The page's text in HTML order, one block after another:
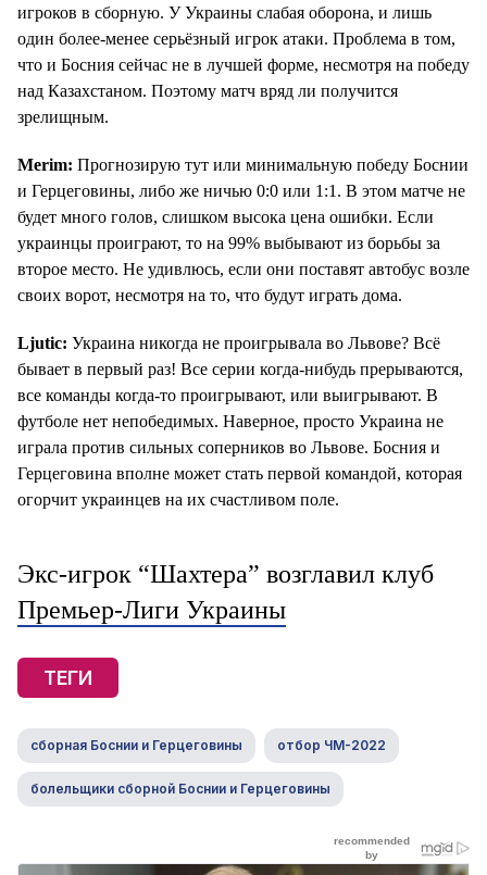
игроков в сборную. У Украины слабая оборона, и лишь
один более-менее серьёзный игрок атаки. Проблема в том,
что и Босния сейчас не в лучшей форме, несмотря на победу
над Казахстаном. Поэтому матч вряд ли получится
зрелищным.
Merim: Прогнозирую тут или минимальную победу Боснии
и Герцеговины, либо же ничью 0:0 или 1:1. В этом матче не
будет много голов, слишком высока цена ошибки. Если
украинцы проиграют, то на 99% выбывают из борьбы за
второе место. Не удивлюсь, если они поставят автобус возле
своих ворот, несмотря на то, что будут играть дома.
Ljutic: Украина никогда не проигрывала во Львове? Всё
бывает в первый раз! Все серии когда-нибудь прерываются,
все команды когда-то проигрывают, или выигрывают. В
футболе нет непобедимых. Наверное, просто Украина не
играла против сильных соперников во Львове. Босния и
Герцеговина вполне может стать первой командой, которая
огорчит украинцев на их счастливом поле.
Экс-игрок “Шахтера” возглавил клуб
Премьер-Лиги Украины
ТЕГИ
сборная Боснии и Герцеговины отбор ЧМ-2022
болельщики сборной Боснии и Герцеговины